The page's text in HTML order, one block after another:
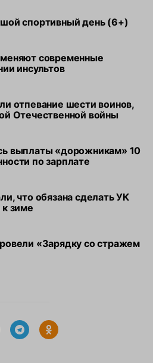
спортивный день (6+)
современные
инсультов
отпевание шести воинов,
Отечественной войны
выплаты «дорожникам» 10
по зарплате
что обязана сделать УК
зиме
«Зарядку со стражем